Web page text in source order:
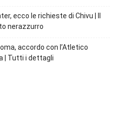
ecco le richieste di Chivu | Il
nerazzurro
accordo con l’Atletico
| Tutti i dettagli